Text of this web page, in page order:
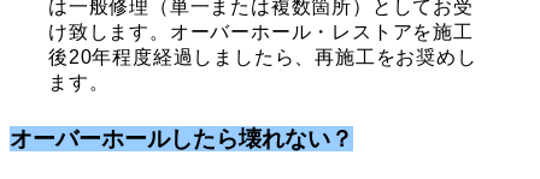
は一般修理（単一または複数箇所）としてお受
け致します。オーバーホール・レストアを施工
後20年程度経過しましたら、再施工をお奨めし
ます。
オーバーホールしたら壊れない？